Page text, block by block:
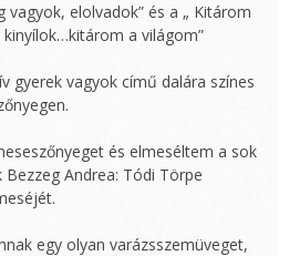
elolvadok” és a „ Kitárom
a világom”
gyerek vagyok című dalára színes
és elmeséltem a sok
Andrea: Tódi Törpe
egy olyan varázsszemüveget,